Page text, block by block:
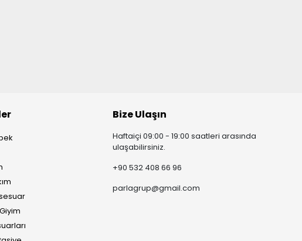
Bize Ulaşın
Haftaiçi 09:00 - 19:00 saatleri arasında
ulaşabilirsiniz.
+90 532 408 66 96
parlagrup@gmail.com